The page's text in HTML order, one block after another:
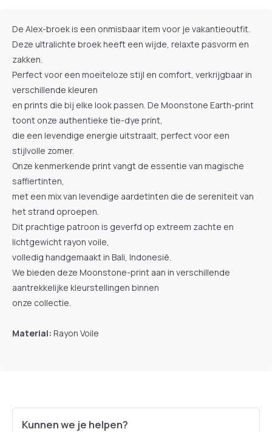
De Alex-broek is een onmisbaar item voor je vakantieoutfit.
Deze ultralichte broek heeft een wijde, relaxte pasvorm en
zakken.
Perfect voor een moeiteloze stijl en comfort, verkrijgbaar in
verschillende kleuren
en prints die bij elke look passen. De Moonstone Earth-print
toont onze authentieke tie-dye print,
die een levendige energie uitstraalt, perfect voor een
stijlvolle zomer.
Onze kenmerkende print vangt de essentie van magische
saffiertinten,
met een mix van levendige aardetinten die de sereniteit van
het strand oproepen.
Dit prachtige patroon is geverfd op extreem zachte en
lichtgewicht rayon voile,
volledig handgemaakt in Bali, Indonesië.
We bieden deze Moonstone-print aan in verschillende
aantrekkelijke kleurstellingen binnen
onze collectie.
Material: Rayon Voile
Kunnen we je helpen?